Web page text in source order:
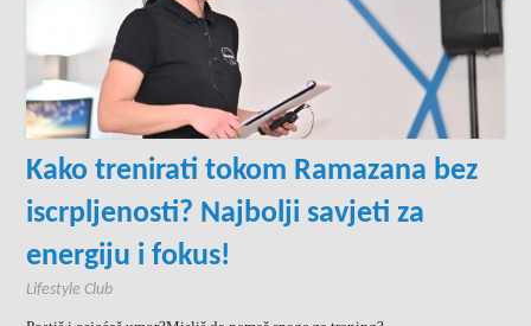
Kako trenirati tokom Ramazana bez
iscrpljenosti? Najbolji savjeti za
energiju i fokus!
Lifestyle Club